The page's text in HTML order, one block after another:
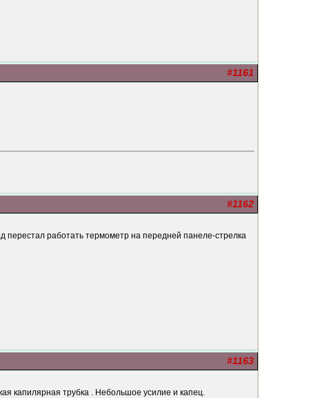
#1161
#1162
перестал работать термометр на передней панеле-стрелка
#1163
капилярная трубка . Небольшое усилие и капец.